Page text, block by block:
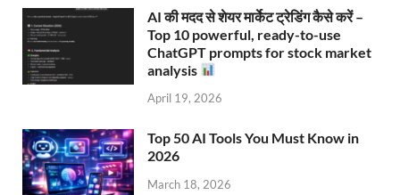
AI की मदद से शेयर मार्केट ट्रेडिंग कैसे करें –
Top 10 powerful, ready-to-use
ChatGPT prompts for stock market
analysis
April 19, 2026
Top 50 AI Tools You Must Know in
2026
March 18, 2026